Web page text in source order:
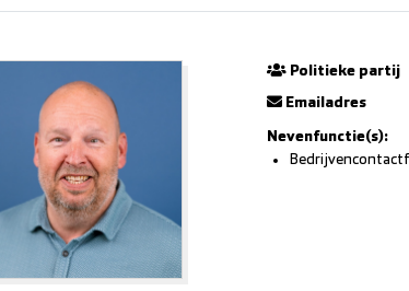
Politieke partij
Emailadres
Nevenfunctie(s):